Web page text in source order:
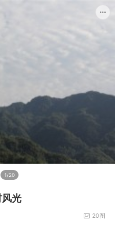
1/20
光
20图